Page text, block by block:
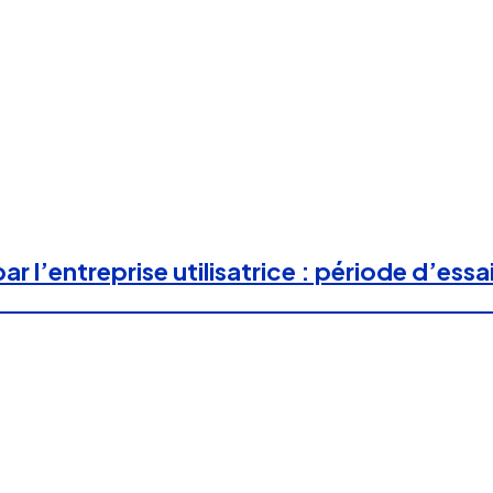
l’entreprise utilisatrice : période